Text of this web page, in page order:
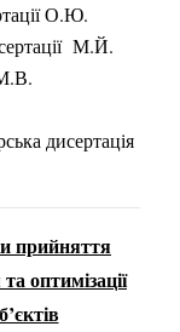
О.Ю.
М.Й.
дисертація
прийняття
оптимізації